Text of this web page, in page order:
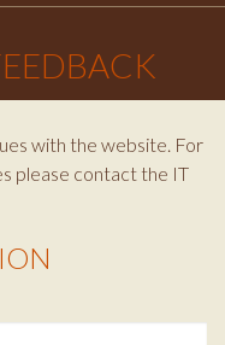
with the website. For
please contact the IT